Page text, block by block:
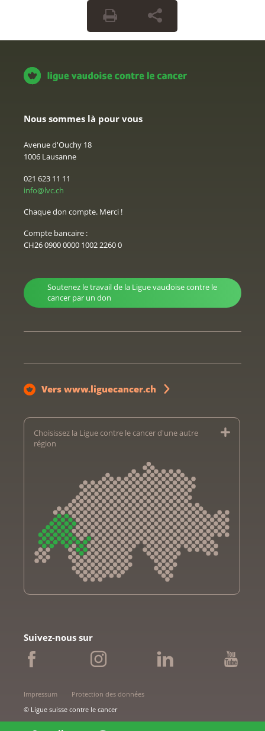
Nous sommes là pour vous
Avenue d'Ouchy 18
1006 Lausanne
021 623 11 11
info@lvc.ch
Chaque don compte. Merci !
Compte bancaire :
CH26 0900 0000 1002 2260 0
Soutenez le travail de la Ligue vaudoise contre le
cancer par un don
Vers www.liguecancer.ch
Choisissez la Ligue contre le cancer d'une autre
région
Ligue bernoise contre le cancer
Ligue fribourgeoise contre le cancer
Krebsliga Graubünden
Ligue jurassienne contre le cancer
Suivez-nous sur
Impressum
Protection des données
© Ligue suisse contre le cancer